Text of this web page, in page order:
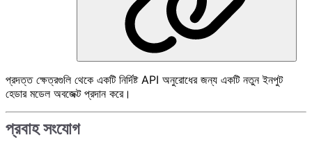
প্রদত্ত ক্ষেত্রগুলি থেকে একটি নির্দিষ্ট API অনুরোধের জন্য একটি নতুন ইনপুট
হেডার মডেল অবজেক্ট প্রদান করে।
প্রবাহ সংযোগ